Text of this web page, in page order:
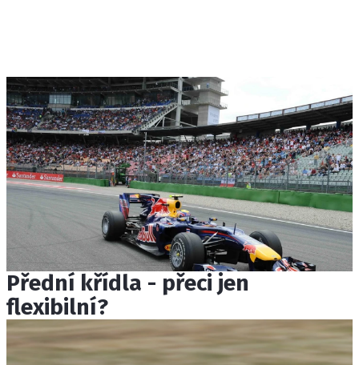
Přední křídla - přeci jen
flexibilní?